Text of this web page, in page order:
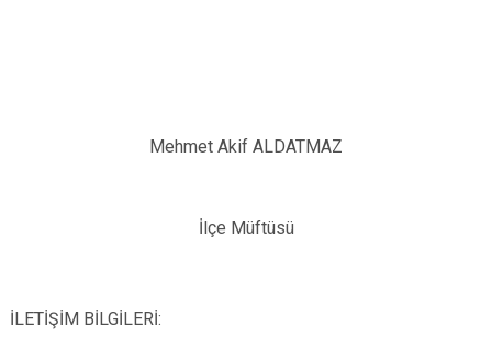
Kepez
Mehmet Akif ALDATMAZ
İlçe Müftüsü
İLETİŞİM BİLGİLERİ: